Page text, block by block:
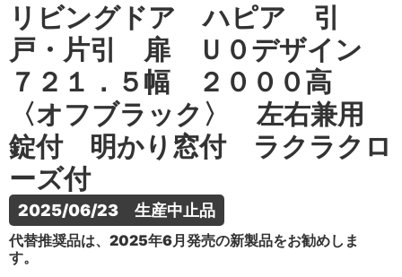
リビングドア ハピア 引
戸・片引 扉 Ｕ０デザイン
７２１．５幅 ２０００高
〈オフブラック〉 左右兼用
錠付 明かり窓付 ラクラクロ
ーズ付
2025/06/23　生産中止品
代替推奨品は、2025年6月発売の新製品をお勧めしま
す。